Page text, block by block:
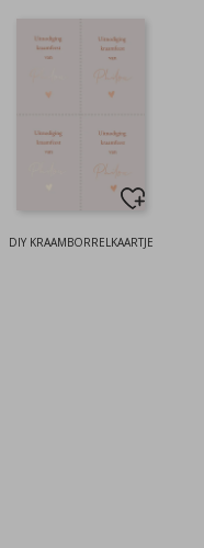
DIY KRAAMBORRELKAARTJE